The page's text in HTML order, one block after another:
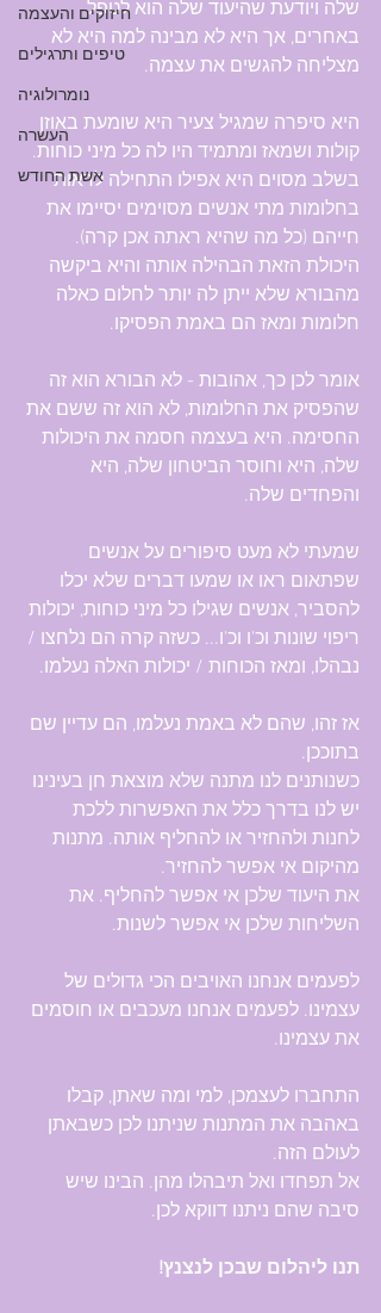
חיזוקים והעצמה
טיפים ותרגילים
נומרולוגיה
העשרה
אשת החודש
שלה ויודעת שהיעוד שלה הוא לטפל
באחרים, אך היא לא מבינה למה היא לא
מצליחה להגשים את עצמה.
היא סיפרה שמגיל צעיר היא שומעת באוזן
קולות ושמאז ומתמיד היו לה כל מיני כוחות.
בשלב מסוים היא אפילו התחילה לראות
בחלומות מתי אנשים מסוימים יסיימו את
חייהם (כל מה שהיא ראתה אכן קרה).
היכולת הזאת הבהילה אותה והיא ביקשה
מהבורא שלא ייתן לה יותר לחלום כאלה
חלומות ומאז הם באמת הפסיקו.
אומר לכן כך, אהובות - לא הבורא הוא זה
שהפסיק את החלומות, לא הוא זה ששם את
החסימה. היא בעצמה חסמה את היכולות
שלה, היא וחוסר הביטחון שלה, היא
והפחדים שלה.
שמעתי לא מעט סיפורים על אנשים
שפתאום ראו או שמעו דברים שלא יכלו
להסביר, אנשים שגילו כל מיני כוחות, יכולות
ריפוי שונות וכ'ו וכ'ו... כשזה קרה הם נלחצו /
נבהלו, ומאז הכוחות / יכולות האלה נעלמו.
אז זהו, שהם לא באמת נעלמו, הם עדיין שם
בתוככן.
כשנותנים לנו מתנה שלא מוצאת חן בעינינו
יש לנו בדרך כלל את האפשרות ללכת
לחנות ולהחזיר או להחליף אותה. מתנות
מהיקום אי אפשר להחזיר.
את היעוד שלכן אי אפשר להחליף. את
השליחות שלכן אי אפשר לשנות.
לפעמים אנחנו האויבים הכי גדולים של
עצמינו. לפעמים אנחנו מעכבים או חוסמים
את עצמינו.
התחברו לעצמכן, למי ומה שאתן, קבלו
באהבה את המתנות שניתנו לכן כשבאתן
לעולם הזה.
אל תפחדו ואל תיבהלו מהן. הבינו שיש
סיבה שהם ניתנו דווקא לכן.
תנו ליהלום שבכן לנצנץ!